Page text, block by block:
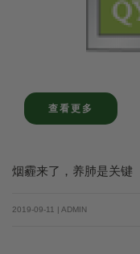
查看更多
烟霾来了，养肺是关键
2019-09-11 | ADMIN